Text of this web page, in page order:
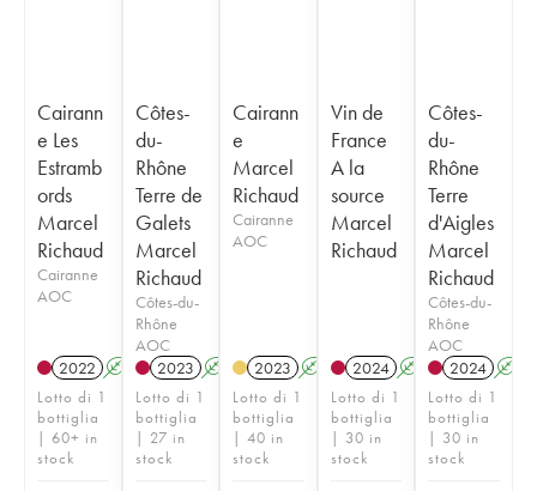
Cairann
e Les
Estramb
ords
Marcel
Richaud
Cairanne
AOC
2022 A
Lotto di 1
bottiglia
| 60+ in
stock
Côtes-
du-
Rhône
Terre de
Galets
Marcel
Richaud
Côtes-du-
Rhône
AOC
2023 A
Lotto di 1
bottiglia
| 27 in
stock
Cairann
e
Marcel
Richaud
Cairanne
AOC
2023 A
Lotto di 1
bottiglia
| 40 in
stock
Vin de
France
A la
source
Marcel
Richaud
2024 A
Lotto di 1
bottiglia
| 30 in
stock
Côtes-
du-
Rhône
Terre
d'Aigles
Marcel
Richaud
Côtes-du-
Rhône
AOC
2024 A
Lotto di 1
bottiglia
| 30 in
stock